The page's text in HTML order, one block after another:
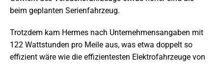
beim geplanten Serienfahrzeug.
Trotzdem kam Hermes nach Unternehmensangaben mit
122 Wattstunden pro Meile aus, was etwa doppelt so
effizient wäre wie die effizientesten Elektrofahrzeuge von